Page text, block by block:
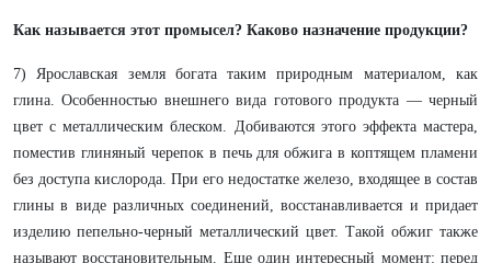
Как называется этот промысел? Каково назначение продукции?
7) Ярославская земля богата таким природным материалом, как
глина. Особенностью внешнего вида готового продукта — черный
цвет с металлическим блеском. Добиваются этого эффекта мастера,
поместив глиняный черепок в печь для обжига в коптящем пламени
без доступа кислорода. При его недостатке железо, входящее в состав
глины в виде различных соединений, восстанавливается и придает
изделию пепельно-черный металлический цвет. Такой обжиг также
называют восстановительным. Еще один интересный момент: перед